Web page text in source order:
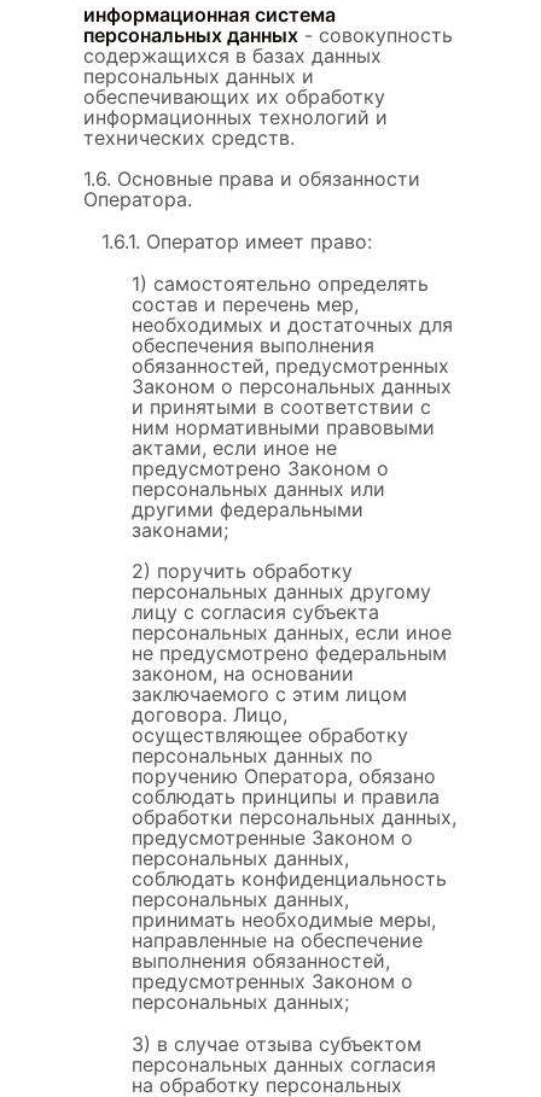
информационная система
персональных данных - совокупность
содержащихся в базах данных
персональных данных и
обеспечивающих их обработку
информационных технологий и
технических средств.
1.6. Основные права и обязанности
Оператора.
1.6.1. Оператор имеет право:
1) самостоятельно определять
состав и перечень мер,
необходимых и достаточных для
обеспечения выполнения
обязанностей, предусмотренных
Законом о персональных данных
и принятыми в соответствии с
ним нормативными правовыми
актами, если иное не
предусмотрено Законом о
персональных данных или
другими федеральными
законами;
2) поручить обработку
персональных данных другому
лицу с согласия субъекта
персональных данных, если иное
не предусмотрено федеральным
законом, на основании
заключаемого с этим лицом
договора. Лицо,
осуществляющее обработку
персональных данных по
поручению Оператора, обязано
соблюдать принципы и правила
обработки персональных данных,
предусмотренные Законом о
персональных данных,
соблюдать конфиденциальность
персональных данных,
принимать необходимые меры,
направленные на обеспечение
выполнения обязанностей,
предусмотренных Законом о
персональных данных;
3) в случае отзыва субъектом
персональных данных согласия
на обработку персональных